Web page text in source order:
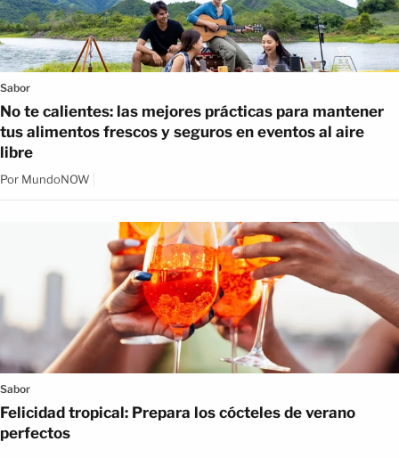
Sabor
No te calientes: las mejores prácticas para mantener
tus alimentos frescos y seguros en eventos al aire
libre
Por MundoNOW
Sabor
Felicidad tropical: Prepara los cócteles de verano
perfectos